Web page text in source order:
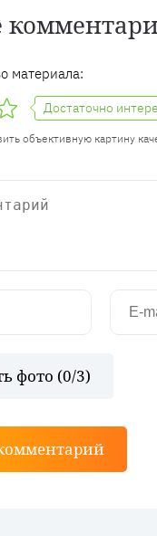
материала:
Достаточно
объективную картину
фото (0/3)